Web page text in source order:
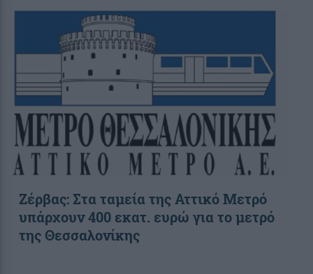
Ζέρβας: Στα ταμεία της Αττικό Μετρό
υπάρχουν 400 εκατ. ευρώ για το μετρό
της Θεσσαλονίκης